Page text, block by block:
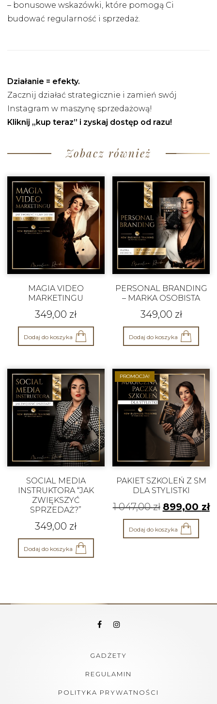
– bonusowe wskazówki, które pomogą Ci
budować regularność i sprzedaż.
Działanie = efekty.
Zacznij działać strategicznie i zamień swój
Instagram w maszynę sprzedażową!
Kliknij „kup teraz” i zyskaj dostęp od razu!
Zobacz również
MAGIA VIDEO
MARKETINGU
349,00 zł
Dodaj do koszyka
PERSONAL BRANDING
– MARKA OSOBISTA
349,00 zł
Dodaj do koszyka
SOCIAL MEDIA
INSTRUKTORA “JAK
ZWIĘKSZYĆ
SPRZEDAŻ?”
349,00 zł
Dodaj do koszyka
PROMOCJA!
PAKIET SZKOLEŃ Z SM
DLA STYLISTKI
1 047,00zł 899,00 zł
Dodaj do koszyka
GADŻETY
REGULAMIN
POLITYKA PRYWATNOŚCI